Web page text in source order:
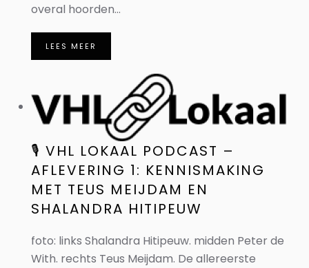
overal hoorden...
LEES MEER
🎙️ VHL LOKAAL PODCAST –
AFLEVERING 1: KENNISMAKING
MET TEUS MEIJDAM EN
SHALANDRA HITIPEUW
foto: links Shalandra Hitipeuw. midden Peter de
With. rechts Teus Meijdam. De allereerste